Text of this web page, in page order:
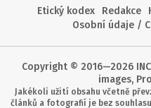
Etický kodex
Redakce
Osobní údaje /
Copyright © 2016—2026
images,
Jakékoli užití obsahu včetně
článků a fotografií je bez souhlasu